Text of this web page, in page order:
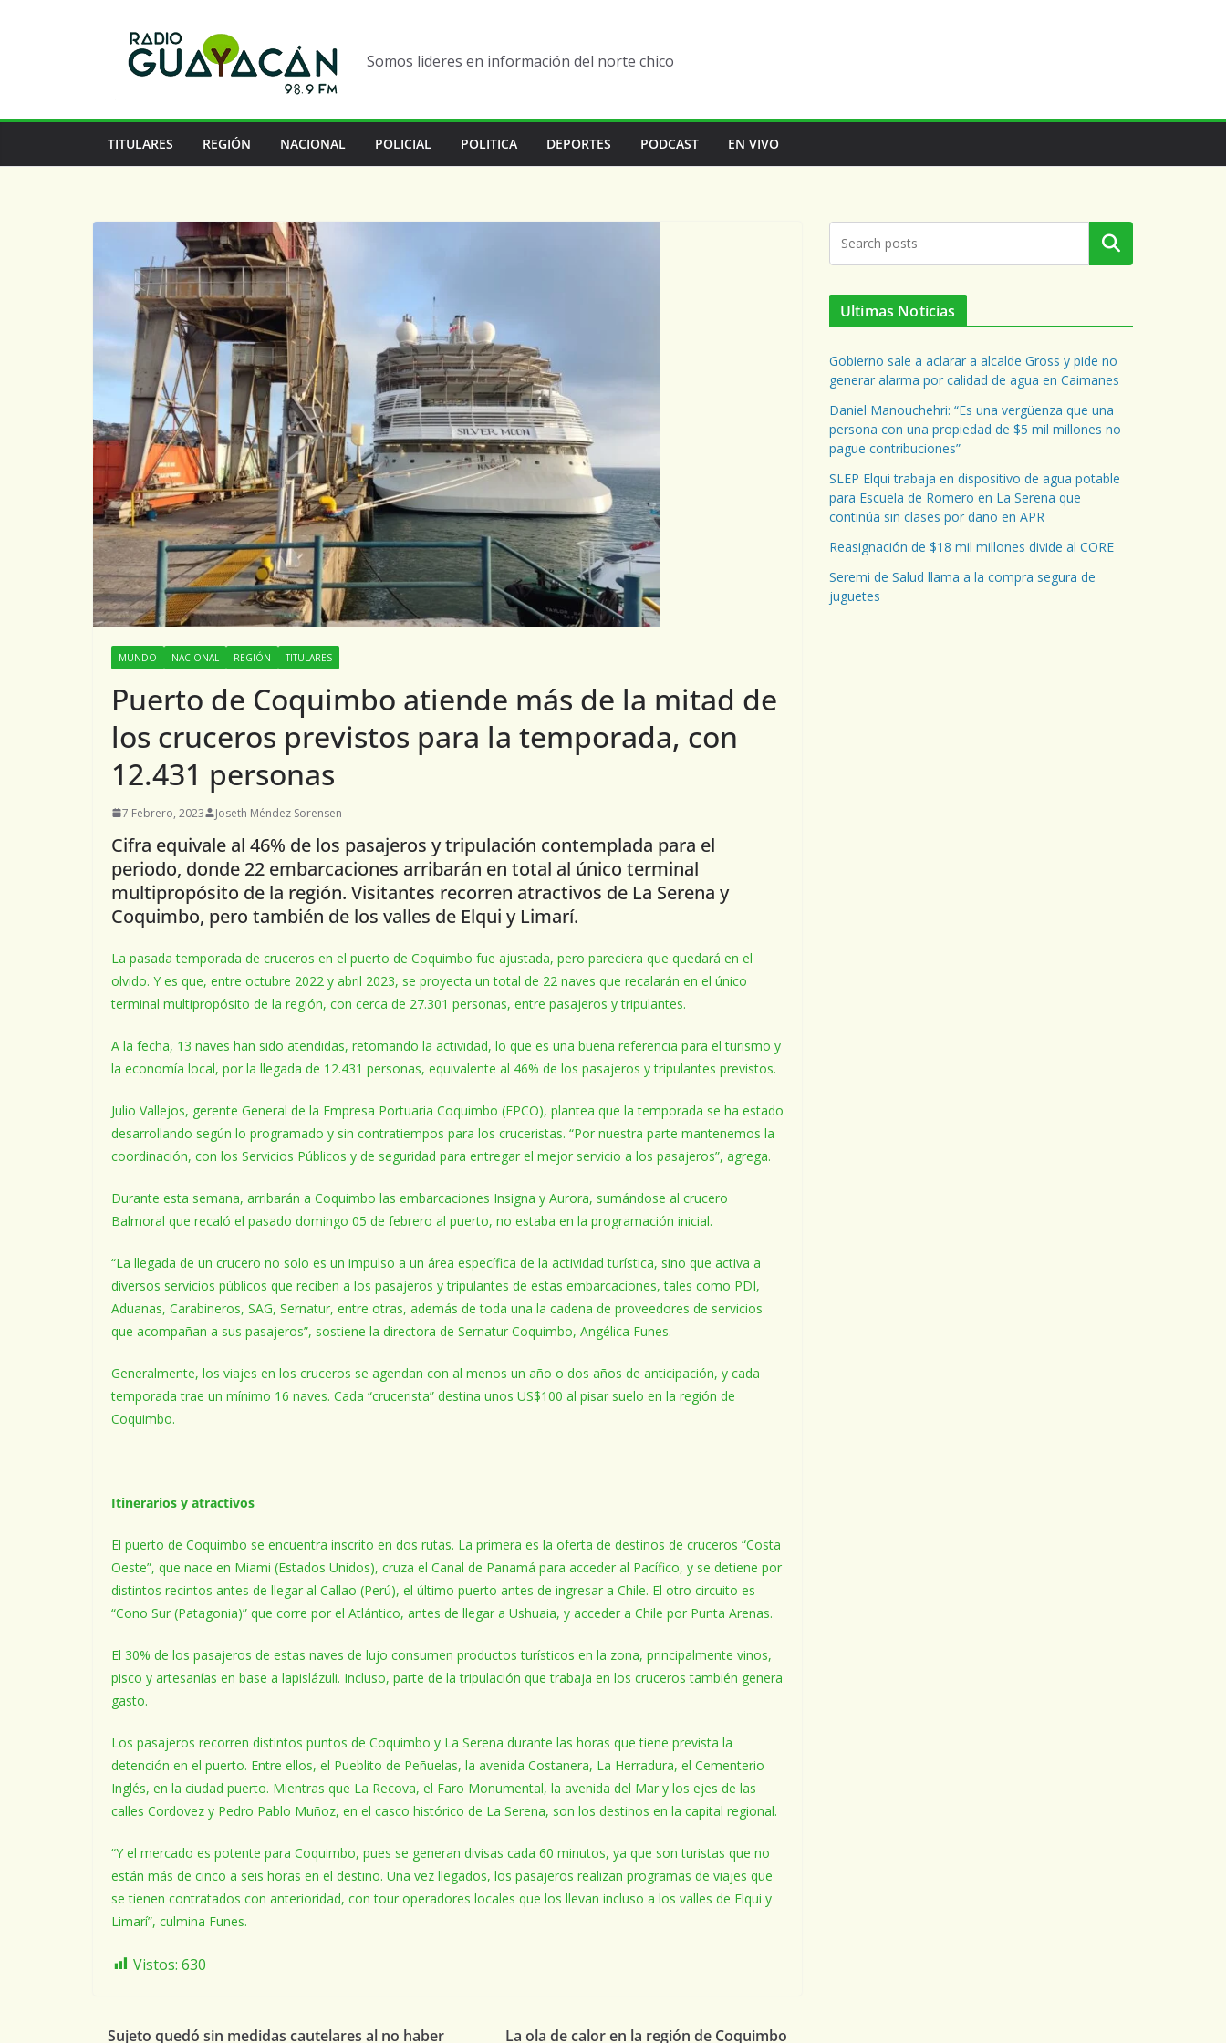
Somos lideres en información del norte chico
TITULARES REGIÓN NACIONAL POLICIAL POLITICA DEPORTES PODCAST EN VIVO
MUNDO NACIONAL REGIÓN TITULARES
Puerto de Coquimbo atiende más de la mitad de
los cruceros previstos para la temporada, con
12.431 personas
7 Febrero, 2023 Joseth Méndez Sorensen
Cifra equivale al 46% de los pasajeros y tripulación contemplada para el
periodo, donde 22 embarcaciones arribarán en total al único terminal
multipropósito de la región. Visitantes recorren atractivos de La Serena y
Coquimbo, pero también de los valles de Elqui y Limarí.
La pasada temporada de cruceros en el puerto de Coquimbo fue ajustada, pero pareciera que quedará en el
olvido. Y es que, entre octubre 2022 y abril 2023, se proyecta un total de 22 naves que recalarán en el único
terminal multipropósito de la región, con cerca de 27.301 personas, entre pasajeros y tripulantes.
A la fecha, 13 naves han sido atendidas, retomando la actividad, lo que es una buena referencia para el turismo y
la economía local, por la llegada de 12.431 personas, equivalente al 46% de los pasajeros y tripulantes previstos.
Julio Vallejos, gerente General de la Empresa Portuaria Coquimbo (EPCO), plantea que la temporada se ha estado
desarrollando según lo programado y sin contratiempos para los cruceristas. “Por nuestra parte mantenemos la
coordinación, con los Servicios Públicos y de seguridad para entregar el mejor servicio a los pasajeros”, agrega.
Durante esta semana, arribarán a Coquimbo las embarcaciones Insigna y Aurora, sumándose al crucero
Balmoral que recaló el pasado domingo 05 de febrero al puerto, no estaba en la programación inicial.
“La llegada de un crucero no solo es un impulso a un área específica de la actividad turística, sino que activa a
diversos servicios públicos que reciben a los pasajeros y tripulantes de estas embarcaciones, tales como PDI,
Aduanas, Carabineros, SAG, Sernatur, entre otras, además de toda una la cadena de proveedores de servicios
que acompañan a sus pasajeros”, sostiene la directora de Sernatur Coquimbo, Angélica Funes.
Generalmente, los viajes en los cruceros se agendan con al menos un año o dos años de anticipación, y cada
temporada trae un mínimo 16 naves. Cada “crucerista” destina unos US$100 al pisar suelo en la región de
Coquimbo.
Itinerarios y atractivos
El puerto de Coquimbo se encuentra inscrito en dos rutas. La primera es la oferta de destinos de cruceros “Costa
Oeste”, que nace en Miami (Estados Unidos), cruza el Canal de Panamá para acceder al Pacífico, y se detiene por
distintos recintos antes de llegar al Callao (Perú), el último puerto antes de ingresar a Chile. El otro circuito es
“Cono Sur (Patagonia)” que corre por el Atlántico, antes de llegar a Ushuaia, y acceder a Chile por Punta Arenas.
El 30% de los pasajeros de estas naves de lujo consumen productos turísticos en la zona, principalmente vinos,
pisco y artesanías en base a lapislázuli. Incluso, parte de la tripulación que trabaja en los cruceros también genera
gasto.
Los pasajeros recorren distintos puntos de Coquimbo y La Serena durante las horas que tiene prevista la
detención en el puerto. Entre ellos, el Pueblito de Peñuelas, la avenida Costanera, La Herradura, el Cementerio
Inglés, en la ciudad puerto. Mientras que La Recova, el Faro Monumental, la avenida del Mar y los ejes de las
calles Cordovez y Pedro Pablo Muñoz, en el casco histórico de La Serena, son los destinos en la capital regional.
“Y el mercado es potente para Coquimbo, pues se generan divisas cada 60 minutos, ya que son turistas que no
están más de cinco a seis horas en el destino. Una vez llegados, los pasajeros realizan programas de viajes que
se tienen contratados con anterioridad, con tour operadores locales que los llevan incluso a los valles de Elqui y
Limarí”, culmina Funes.
Vistos: 630
Sujeto quedó sin medidas cautelares al no haber La ola de calor en la región de Coquimbo
Buscar
Ultimas Noticias
Gobierno sale a aclarar a alcalde Gross y pide no
generar alarma por calidad de agua en Caimanes
Daniel Manouchehri: “Es una vergüenza que una
persona con una propiedad de $5 mil millones no
pague contribuciones”
SLEP Elqui trabaja en dispositivo de agua potable
para Escuela de Romero en La Serena que
continúa sin clases por daño en APR
Reasignación de $18 mil millones divide al CORE
Seremi de Salud llama a la compra segura de
juguetes